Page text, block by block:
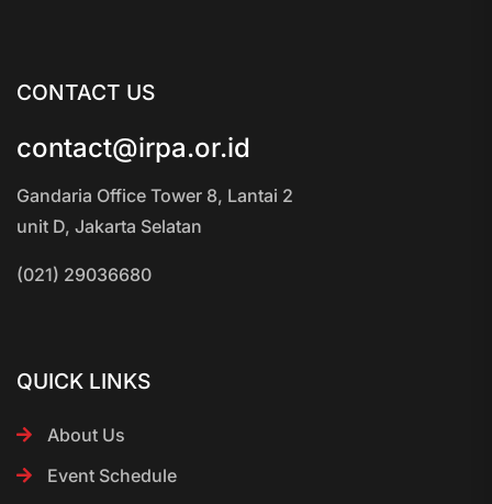
CONTACT US
contact@irpa.or.id
Gandaria Office Tower 8, Lantai 2
unit D, Jakarta Selatan
(021) 29036680
QUICK LINKS
About Us
Event Schedule